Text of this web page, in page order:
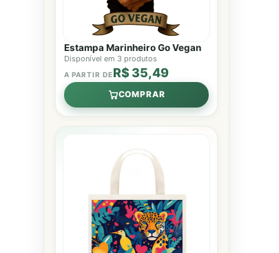
Estampa Marinheiro Go Vegan
Disponível em 3 produtos
A PARTIR DER$ 35,49
COMPRAR